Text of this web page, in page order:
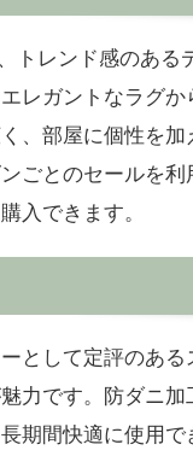
トレンド感のある
レガントなラグか
、部屋に個性を加
ごとのセールを利
入できます。
として定評のあ
力です。防ダニ加
期間快適に使用で